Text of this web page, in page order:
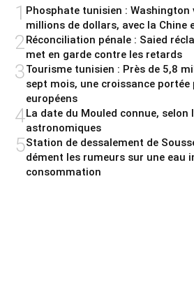
1 Phosphate tunisien : Washington
millions de dollars, avec la Chine
2Réconciliation pénale : Saied
met en garde contre les retards
3Tourisme tunisien : Près de 5,8
sept mois, une croissance portée
européens
4La date du Mouled connue, selon
astronomiques
5Station de dessalement de
dément les rumeurs sur une eau
consommation